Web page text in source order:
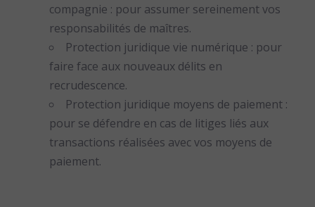
compagnie : pour assumer sereinement vos
responsabilités de maîtres.
Protection juridique vie numérique : pour
faire face aux nouveaux délits en
recrudescence.
Protection juridique moyens de paiement :
pour se défendre en cas de litiges liés aux
transactions réalisées avec vos moyens de
paiement.